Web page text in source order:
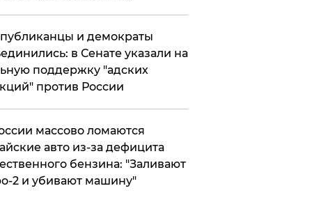
и демократы
в Сенате указали на
поддержку "адских
против России
массово ломаются
авто из-за дефицита
бензина: "Заливают
2 и убивают машину"